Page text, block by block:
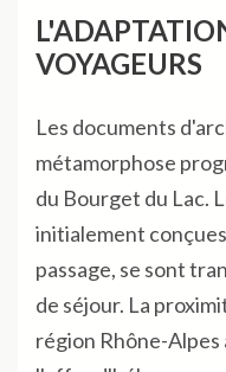
VOYAGEURS
Les documents
métamorphose
du Bourget du Lac.
initialement
passage, se sont
de séjour. La
région Rhône-